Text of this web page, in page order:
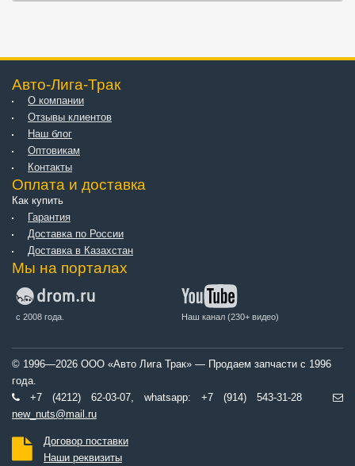
Авто-Лига-Трак
О компании
Отзывы клиентов
Наш блог
Оптовикам
Контакты
Оплата и доставка
Как купить
Гарантия
Доставка по России
Доставка в Казахстан
Мы на порталах
с 2008 года. Наш канал (230+ видео)
© 1996—2026 ООО «Авто Лига Трак» — Продаем запчасти с 1996
года.
+7 (4212) 62-03-07, whatsapp: +7 (914) 543-31-28
new_nuts@mail.ru
Договор поставки
Наши реквизиты